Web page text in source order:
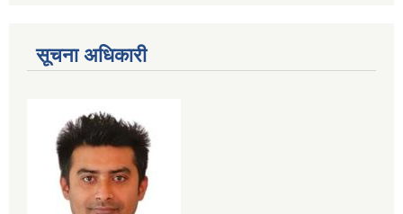
सूचना अधिकारी